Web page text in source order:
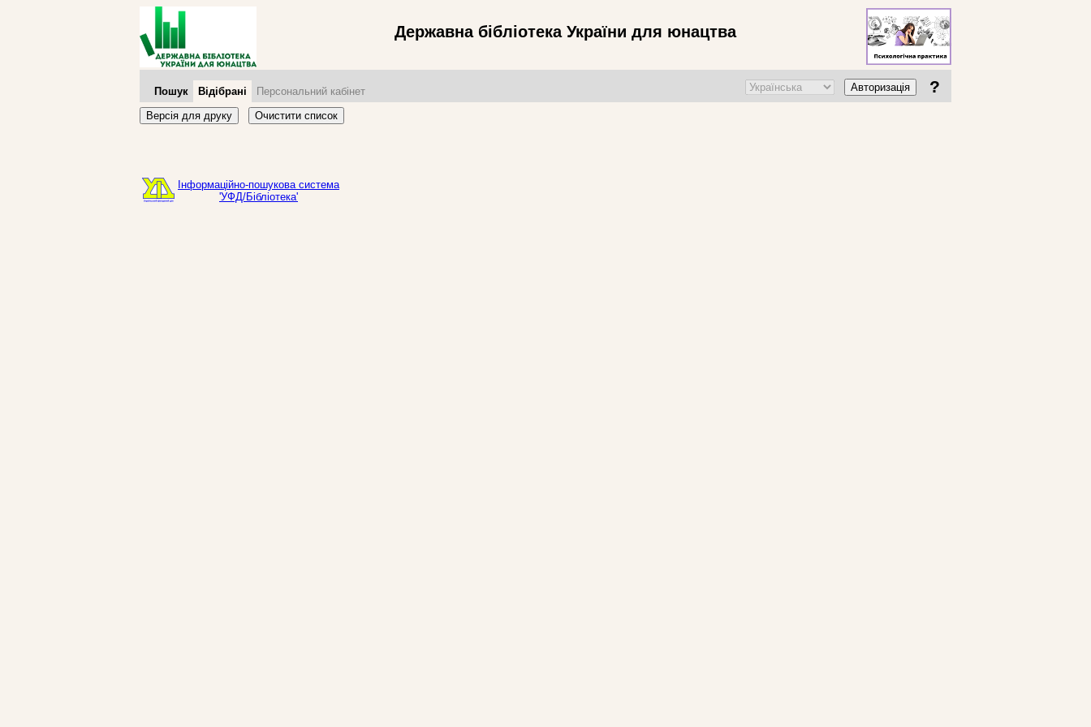
Державна бібліотека України для юнацтва
Пошук Відібрані Персональний кабінет Авторизація ?
Версія для друку Очистити список
Інформаційно-пошукова система
'УФД/Бібліотека'